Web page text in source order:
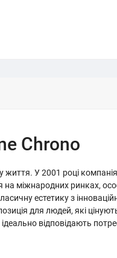
Chrono
життя. У 2001 році
міжнародних ринках,
естетику з
для людей, які
відповідають